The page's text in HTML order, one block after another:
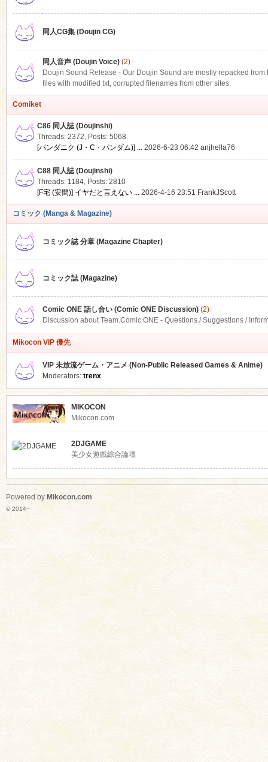
同人CG集 (Doujin CG)
同人音声 (Doujin Voice)(2)
Doujin Sound Release - Our Doujin Sound are mostly repacked
files with modified txt, corrupted filenames from other sites.
Comiket
C86 同人誌 (Doujinshi)
Threads: 2372, Posts: 5068
[パンダニク (J・C・パンダム)] ... 2026-6-23 06:42 anjhella76
C88 同人誌 (Doujinshi)
Threads: 1184, Posts: 2810
[F宅 (安間)] イヤだと言えない ... 2026-4-16 23:51 FrankJScott
コミック (Manga & Magazine)
コミック誌 分章 (Magazine Chapter)
コミック誌 (Magazine)
Comic ONE 話し合い (Comic ONE Discussion)(2)
Discussion about Team.Comic ONE - Questions / Suggestions /
Mikocon VIP 優先
VIP 未放流ゲーム・アニメ (Non-Public Released Games & Anime)
Moderators: trenx
MIKOCON
Mikocon.com
2DJGAME
美少女遊戲綜合論壇
Powered by Mikocon.com
© 2014~